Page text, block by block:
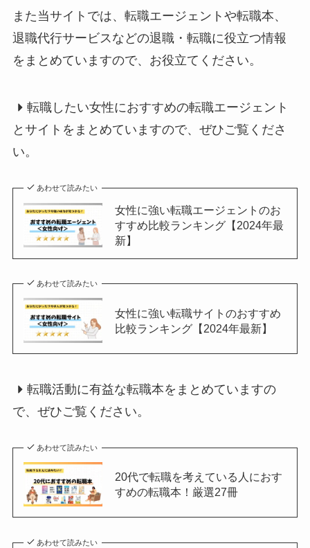
また当サイトでは、転職エージェントや転職本、
退職代行サービスなどの退職・転職に役立つ情報
をまとめていますので、お役立てください。
転職したい女性におすすめの転職エージェント
とサイトをまとめていますので、ぜひご覧くださ
い。
あわせて読みたい
女性に強い転職エージェントのお
すすめ比較ランキング【2024年最
新】
あわせて読みたい
女性に強い転職サイトのおすすめ
比較ランキング【2024年最新】
転職活動に有益な転職本をまとめていますの
で、ぜひご覧ください。
あわせて読みたい
20代で転職を考えている人におす
すめの転職本！厳選27冊
あわせて読みたい